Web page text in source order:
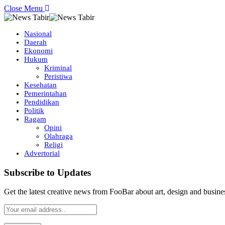
Close Menu
Nasional
Daerah
Ekonomi
Hukum
Kriminal
Peristiwa
Kesehatan
Pemerintahan
Pendidikan
Politik
Ragam
Opini
Olahraga
Religi
Advertorial
Subscribe to Updates
Get the latest creative news from FooBar about art, design and